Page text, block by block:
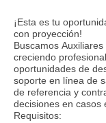
¡Esta es tu
con proyección!
Buscamos
creciendo
oportunidades de
soporte en línea de
de referencia y
decisiones en casos
Requisitos: